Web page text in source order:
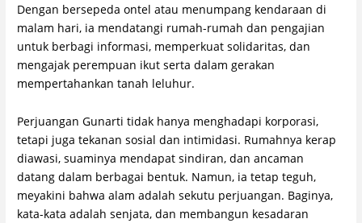
Dengan bersepeda ontel atau menumpang kendaraan di
malam hari, ia mendatangi rumah-rumah dan pengajian
untuk berbagi informasi, memperkuat solidaritas, dan
mengajak perempuan ikut serta dalam gerakan
mempertahankan tanah leluhur.
Perjuangan Gunarti tidak hanya menghadapi korporasi,
tetapi juga tekanan sosial dan intimidasi. Rumahnya kerap
diawasi, suaminya mendapat sindiran, dan ancaman
datang dalam berbagai bentuk. Namun, ia tetap teguh,
meyakini bahwa alam adalah sekutu perjuangan. Baginya,
kata-kata adalah senjata, dan membangun kesadaran